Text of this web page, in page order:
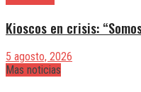
Kioscos en crisis:
5 agosto, 2026
Mas noticias